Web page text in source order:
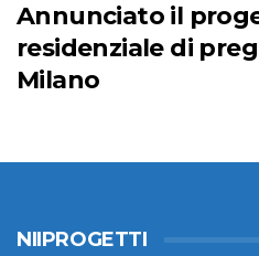
Annunciato il
residenziale di
Milano
NIIPROGETTI